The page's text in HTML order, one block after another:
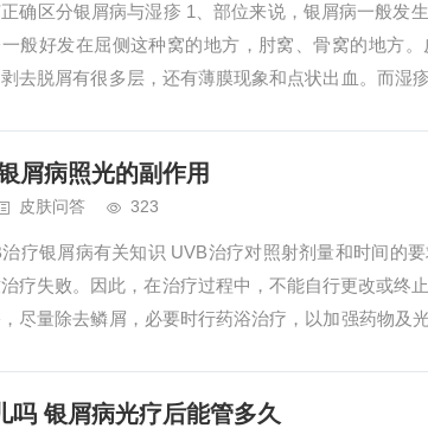
确区分银屑病与湿疹 1、部位来说，银屑病一般发
般好发在屈侧这种窝的地方，肘窝、骨窝的地方
去脱屑有很多层，还有薄膜现象和点状出血。而湿
屑病照光的副作用
皮肤问答 323
治疗银屑病有关知识 UVB治疗对照射剂量和时间的
疗失败。因此，在治疗过程中，不能自行更改或终
尽量除去鳞屑，必要时行药浴治疗，以加强药物及
吗 银屑病光疗后能管多久